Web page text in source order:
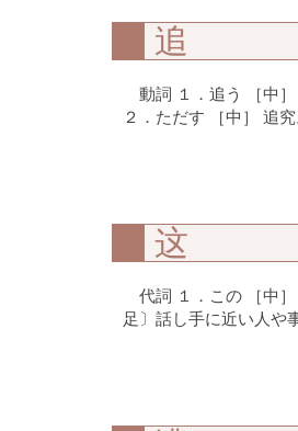
追
動詞 １．追う ［中
２．ただす ［中］ 追
这
代詞 １．この ［中
足〕話し手に近い人や